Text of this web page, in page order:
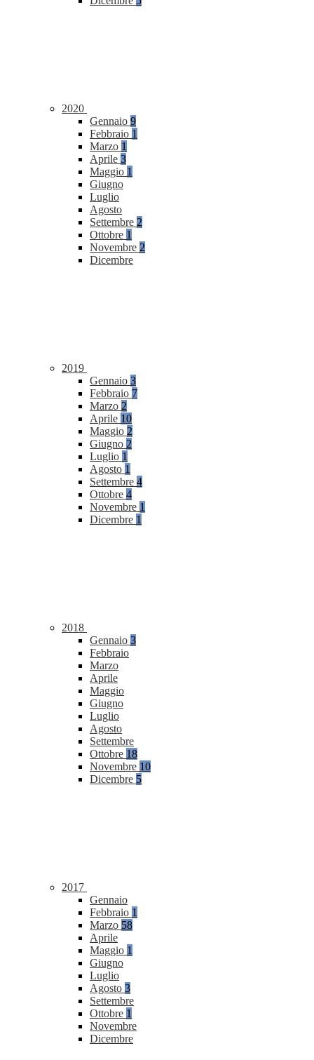
2020
Gennaio 9
Febbraio 1
Marzo 1
Aprile 3
Maggio 1
Giugno
Luglio
Agosto
Settembre 2
Ottobre 1
Novembre 2
Dicembre
2019
Gennaio 3
Febbraio 7
Marzo 2
Aprile 10
Maggio 2
Giugno 2
Luglio 1
Agosto 1
Settembre 4
Ottobre 4
Novembre 1
Dicembre 1
2018
Gennaio 3
Febbraio
Marzo
Aprile
Maggio
Giugno
Luglio
Agosto
Settembre
Ottobre 18
Novembre 10
Dicembre 5
2017
Gennaio
Febbraio 1
Marzo 58
Aprile
Maggio 1
Giugno
Luglio
Agosto 3
Settembre
Ottobre 1
Novembre
Dicembre